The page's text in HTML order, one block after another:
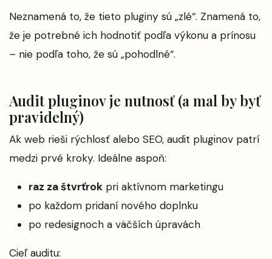
Neznamená to, že tieto pluginy sú „zlé“. Znamená to,
že je potrebné ich hodnotiť podľa výkonu a prínosu
– nie podľa toho, že sú „pohodlné“.
Audit pluginov je nutnosť (a mal by byť
pravidelný)
Ak web rieši rýchlosť alebo SEO, audit pluginov patrí
medzi prvé kroky. Ideálne aspoň:
raz za štvrťrok pri aktívnom marketingu
po každom pridaní nového doplnku
po redesignoch a väčších úpravách
Cieľ auditu: